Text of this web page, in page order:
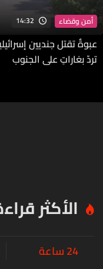
أمن وقضاء 14:32
عبوةٌ تقتل جنديين
تردّ بغاراتٍ على الجنوب
الأكثر
24 ساعة